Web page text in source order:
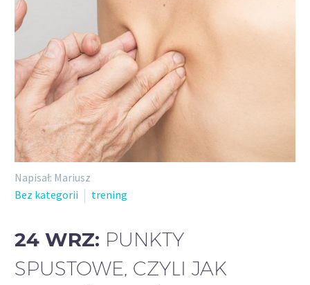
Napisał: Mariusz
Bez kategorii
trening
24 WRZ: PUNKTY
SPUSTOWE, CZYLI JAK